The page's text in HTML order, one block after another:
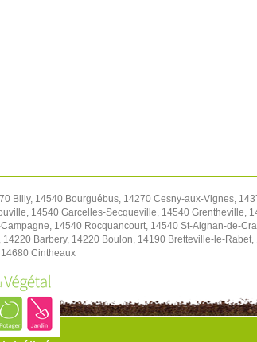
Billy, 14540 Bourguébus, 14270 Cesny-aux-Vignes,
14540 Garcelles-Secqueville, 14540 Grentheville,
14540 Rocquancourt, 14540 St-Aignan-de-
Barbery, 14220 Boulon, 14190 Bretteville-le-Rabet,
Cintheaux